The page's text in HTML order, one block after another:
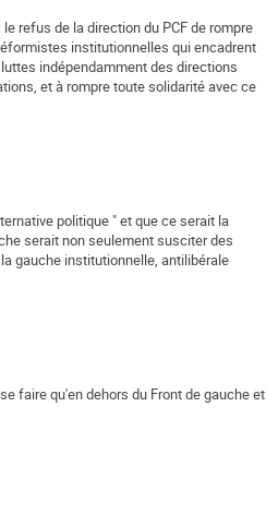
refus de la direction du PCF de rompre
institutionnelles qui encadrent
indépendamment des directions
et à rompre toute solidarité avec ce
politique " et que ce serait la
serait non seulement susciter des
gauche institutionnelle, antilibérale
faire qu'en dehors du Front de gauche et